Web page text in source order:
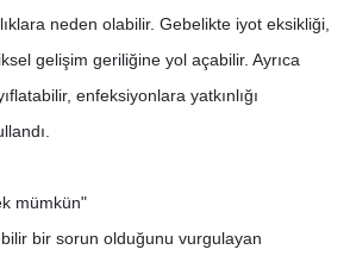
neden olabilir. Gebelikte iyot eksikliği,
gelişim geriliğine yol açabilir. Ayrıca
enfeksiyonlara yatkınlığı
mümkün"
bir sorun olduğunu vurgulayan